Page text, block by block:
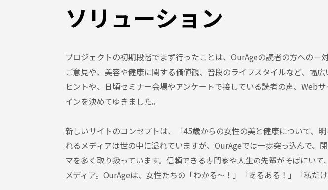
ソリューション
プロジェクトの初期段階でまず行ったことは、OurAgeの読者の方への
ご意見や、美容や健康に関する価値観、普段のライフスタイルなど、幅
ヒントや、日頃セミナー会場やアンケートで接している読者の声、Web
インを決めてゆきました。
新しいサイトのコンセプトは、「45歳からの女性の美と健康について、
れるメディアは世の中に溢れていますが、OurAgeでは一歩突っ込んで、
マを多く取り扱っています。信頼できる専門家や人生の先輩がそばにい
メディア。OurAgeは、女性たちの「わかる～！」「あるある！」「私だ